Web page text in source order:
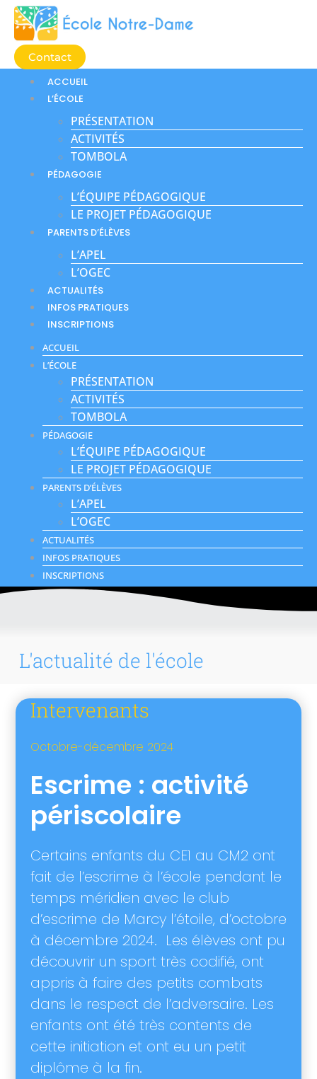
Aller
contenu
Contact
ACCUEIL
L’ÉCOLE
PRÉSENTATION
ACTIVITÉS
TOMBOLA
PÉDAGOGIE
L’ÉQUIPE PÉDAGOGIQUE
LE PROJET PÉDAGOGIQUE
PARENTS D’ÉLÈVES
L’APEL
L’OGEC
ACTUALITÉS
INFOS PRATIQUES
INSCRIPTIONS
ACCUEIL
L’ÉCOLE
PRÉSENTATION
ACTIVITÉS
TOMBOLA
PÉDAGOGIE
L’ÉQUIPE PÉDAGOGIQUE
LE PROJET PÉDAGOGIQUE
PARENTS D’ÉLÈVES
L’APEL
L’OGEC
ACTUALITÉS
INFOS PRATIQUES
INSCRIPTIONS
L'actualité de l'école
Intervenants
Octobre-décembre 2024
Escrime : activité
périscolaire
Certains enfants du CE1 au CM2 ont
fait de l’escrime à l’école pendant le
temps méridien avec le club
d’escrime de Marcy l’étoile, d’octobre
à décembre 2024. Les élèves ont pu
découvrir un sport très codifié, ont
appris à faire des petits combats
dans le respect de l’adversaire. Les
enfants ont été très contents de
cette initiation et ont eu un petit
diplôme à la fin.